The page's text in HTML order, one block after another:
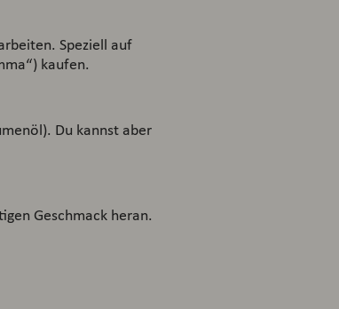
Speziell auf
kaufen.
Du kannst aber
Geschmack heran.